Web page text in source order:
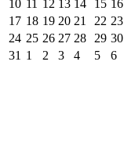
10 11 12 13 14 15 16
17 18 19 20 21 22 23
24 25 26 27 28 29 30
31 1 2 3 4 5 6